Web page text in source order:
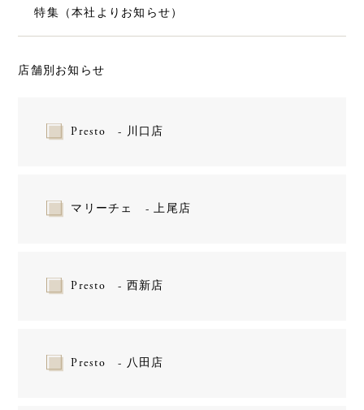
特集（本社よりお知らせ）
店舗別お知らせ
Presto - 川口店
マリーチェ - 上尾店
Presto - 西新店
Presto - 八田店